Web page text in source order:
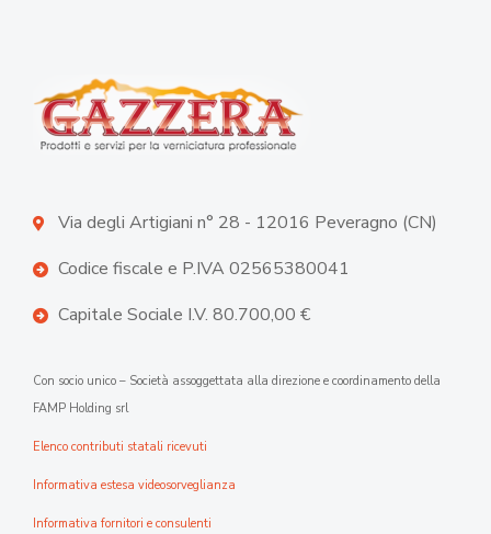
Via degli Artigiani n° 28 - 12016 Peveragno (CN)
Codice fiscale e P.IVA 02565380041
Capitale Sociale I.V. 80.700,00 €
Con socio unico – Società assoggettata alla direzione e coordinamento della
FAMP Holding srl
Elenco contributi statali ricevuti
Informativa estesa videosorveglianza
Informativa fornitori e consulenti